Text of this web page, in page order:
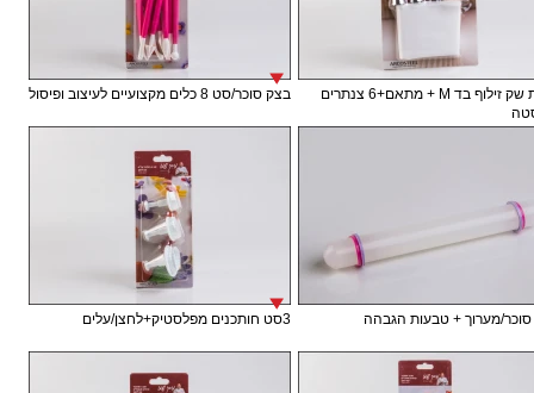
ערכת שק זילוף בד M + מתאם+6 צנתרים
בצק סוכר/סט 8 כלים מקצועיים לעיצוב ופיסול
מערוך + טבעות הגבהה 3סט חותכנים מפלסטיק+לחצן/עלים